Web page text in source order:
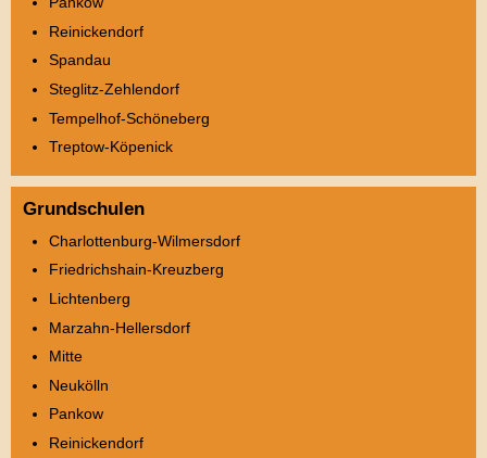
Reinickendorf
Spandau
Steglitz-Zehlendorf
Tempelhof-Schöneberg
Treptow-Köpenick
Grundschulen
Charlottenburg-Wilmersdorf
Friedrichshain-Kreuzberg
Lichtenberg
Marzahn-Hellersdorf
Mitte
Neukölln
Pankow
Reinickendorf